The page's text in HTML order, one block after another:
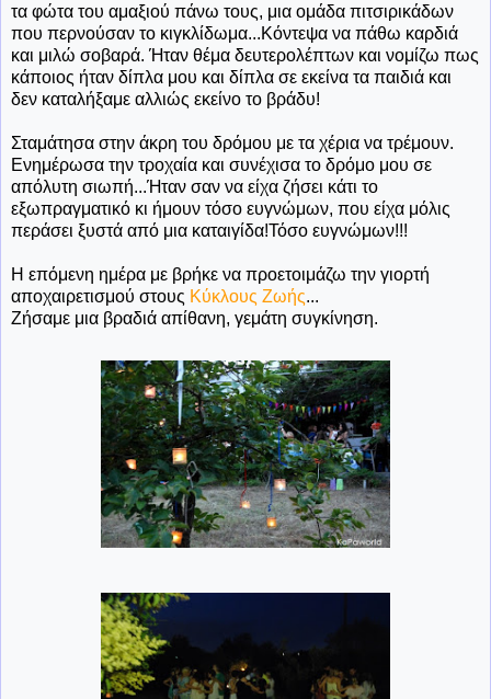
τα φώτα του αμαξιού πάνω τους, μια ομάδα πιτσιρικάδων
που περνούσαν το κιγκλίδωμα...Κόντεψα να πάθω καρδιά
και μιλώ σοβαρά. Ήταν θέμα δευτερολέπτων και νομίζω πως
κάποιος ήταν δίπλα μου και δίπλα σε εκείνα τα παιδιά και
δεν καταλήξαμε αλλιώς εκείνο το βράδυ!
Σταμάτησα στην άκρη του δρόμου με τα χέρια να τρέμουν.
Ενημέρωσα την τροχαία και συνέχισα το δρόμο μου σε
απόλυτη σιωπή...Ήταν σαν να είχα ζήσει κάτι το
εξωπραγματικό κι ήμουν τόσο ευγνώμων, που είχα μόλις
περάσει ξυστά από μια καταιγίδα!Τόσο ευγνώμων!!!
Η επόμενη ημέρα με βρήκε να προετοιμάζω την γιορτή
αποχαιρετισμού στους Κύκλους Ζωής...
Ζήσαμε μια βραδιά απίθανη, γεμάτη συγκίνηση.